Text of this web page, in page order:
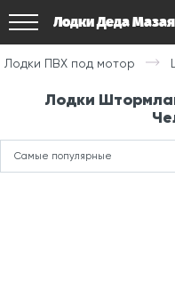
Лодки Деда Мазая
Лодки ПВХ под мотор
Лодки
Самые популярные